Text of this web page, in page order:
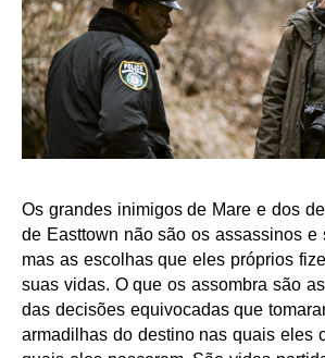
Os grandes inimigos de Mare e dos
de Easttown não são os assassinos e
mas as escolhas que eles próprios
suas vidas. O que os assombra são
das decisões equivocadas que
armadilhas do destino nas quais eles